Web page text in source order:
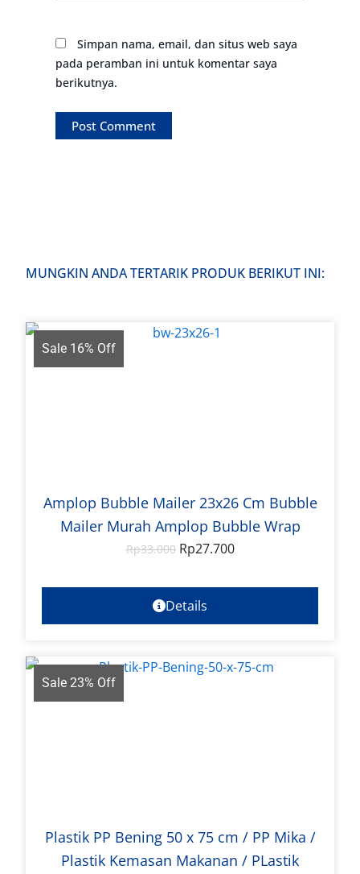
Simpan nama, email, dan situs web saya
pada peramban ini untuk komentar saya
berikutnya.
MUNGKIN ANDA TERTARIK PRODUK BERIKUT INI:
Sale 16% Off
Amplop Bubble Mailer 23x26 Cm Bubble
Mailer Murah Amplop Bubble Wrap
Rp33.000 Rp27.700
Details
Sale 23% Off
Plastik PP Bening 50 x 75 cm / PP Mika /
Plastik Kemasan Makanan / PLastik